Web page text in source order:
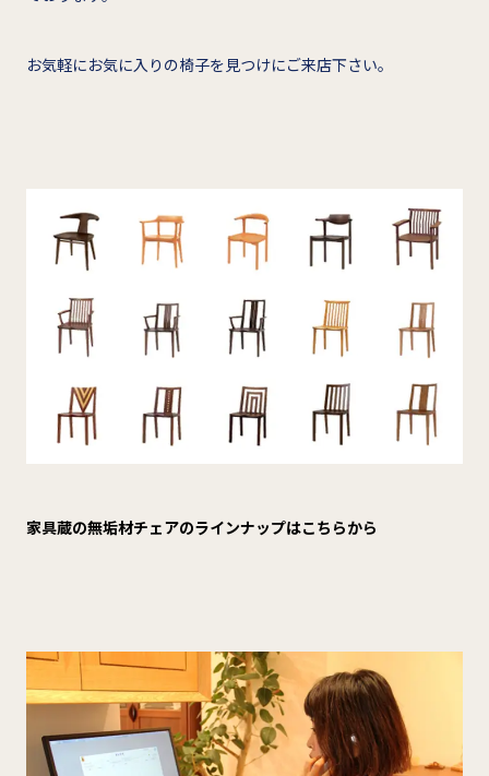
お気軽にお気に入りの椅子を見つけにご来店下さい。
家具蔵の無垢材チェアのラインナップはこちらから